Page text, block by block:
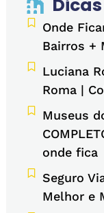
Onde
Bairros +
Luciana
Roma |
Museus
onde fica
Seguro
Melhor e